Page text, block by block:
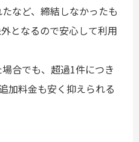
など、締結しなかったも
となるので安心して利用
合でも、超過1件につき
加料金も安く抑えられる